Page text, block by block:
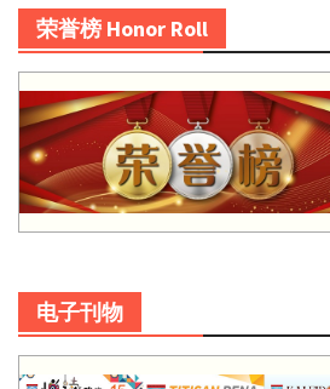
荣誉榜 Honor Roll
电子刊物